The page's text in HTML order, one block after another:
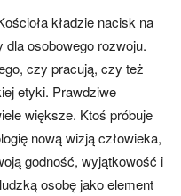
kładzie nacisk na
osobowego rozwoju.
czy pracują, czy też
etyki. Prawdziwe
większe. Ktoś próbuje
nową wizją człowieka,
godność, wyjątkowość i
osobę jako element